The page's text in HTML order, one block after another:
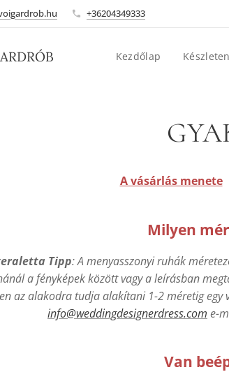
+36204349333
Kezdőlap
A vásárlás menete
Milyen
Tipp: A menyasszonyi ruhák
a fényképek között vagy a leírásban
az alakodra tudja alakítani 1-2 méretig
info@weddingdesignerdress.com e-
Van